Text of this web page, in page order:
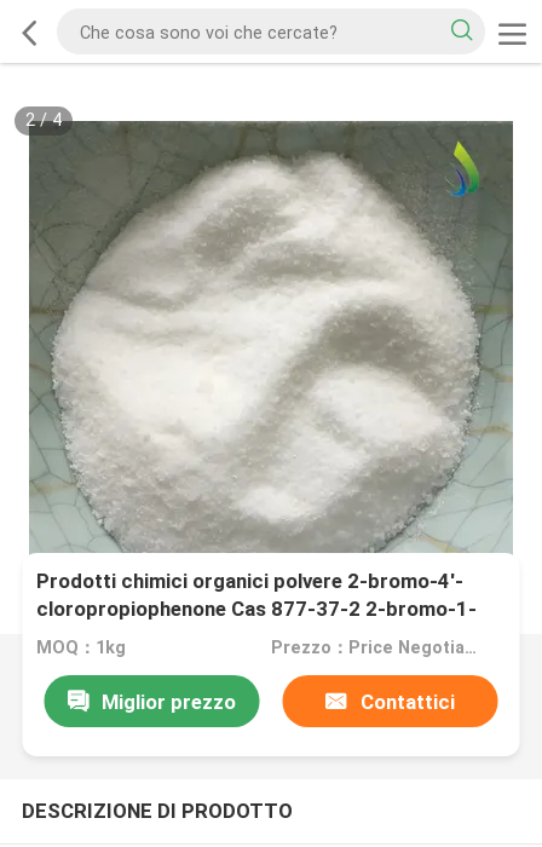
2/4
Prodotti chimici organici polvere 2-bromo-4'-
cloropropiophenone Cas 877-37-2 2-bromo-1-
((4-clorophenyl) propano-1-one
MOQ：1kg Prezzo：Price Negotiable
Miglior prezzo Contattici
DESCRIZIONE DI PRODOTTO